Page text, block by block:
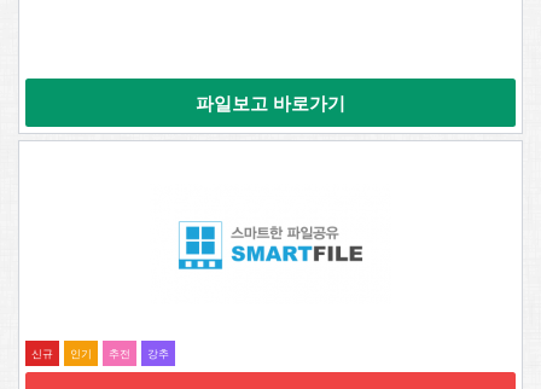
파일보고 바로가기
신규 인기 추전 강추